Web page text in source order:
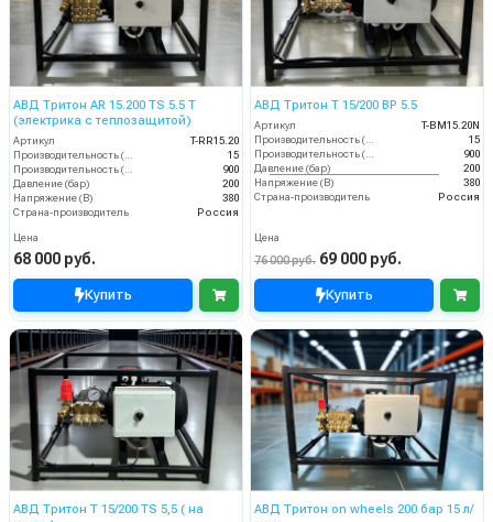
АВД Тритон AR 15.200 TS 5.5 Т
(электрика с теплозащитой)
Артикул
T-RR15.20
15
900
Давление (бар)
200
Напряжение (В)
380
Страна-производитель
Россия
Цена
68 000 руб.
Купить
АВД Тритон Т 15/200 ВР 5.5
Артикул
T-BM15.20N
15
900
Давление (бар)
200
Напряжение (В)
380
Страна-производитель
Россия
Цена
76 000 руб. 69 000 руб.
Купить
АВД Тритон Т 15/200 TS 5,5 ( на
АВД Тритон on wheels 200 бар 15 л/